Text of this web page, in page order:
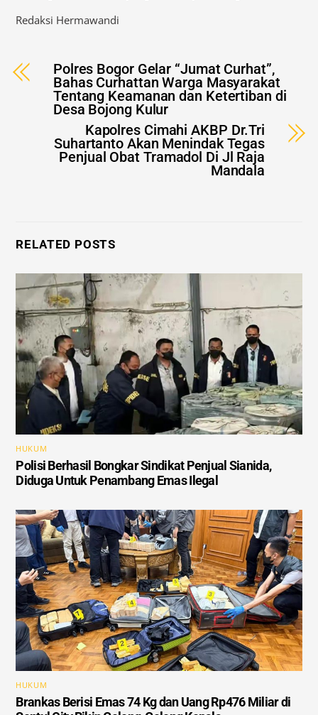
Redaksi Hermawandi
Polres Bogor Gelar “Jumat Curhat”,
Bahas Curhattan Warga Masyarakat
Tentang Keamanan dan Ketertiban di
Desa Bojong Kulur
Kapolres Cimahi AKBP Dr.Tri
Suhartanto Akan Menindak Tegas
Penjual Obat Tramadol Di Jl Raja
Mandala
RELATED POSTS
HUKUM
Polisi Berhasil Bongkar Sindikat Penjual Sianida,
Diduga Untuk Penambang Emas Ilegal
HUKUM
Brankas Berisi Emas 74 Kg dan Uang Rp476 Miliar di